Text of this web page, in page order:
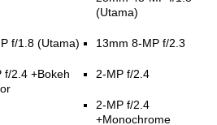
f/1.8 (Utama)
f/2.4 +Bokeh
(Utama)
13mm 8-MP f/2.3
2-MP f/2.4
2-MP f/2.4
+Monochrome